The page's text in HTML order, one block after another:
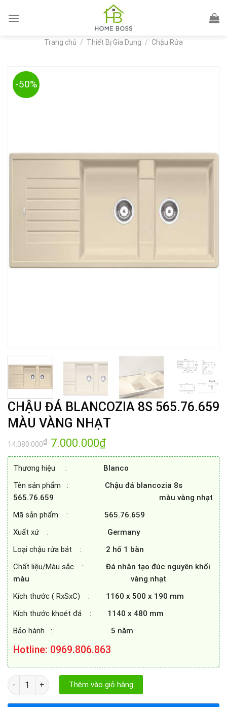
Trang chủ / Thiết Bị Gia Dụng / Chậu Rửa
-50%
CHẬU ĐÁ BLANCOZIA 8S 565.76.659
MÀU VÀNG NHẠT
14.080.000₫ Giá
gốc
là:
7.000.000₫Giá
tại
7.000.000₫.
Thương hiệu :
Blanco
Tên sản phẩm : Chậu đá blancozia 8s
565.76.659 màu vàng nhạt
Mã sản phẩm : 565.76.659
Xuất xứ : Germany
Loại chậu rửa bát : 2 hố 1 bàn
Chất liệu/Màu sắc : Đá nhân tạo đúc nguyên khối
màu vàng nhạt
Kích thước ( RxSxC) :
1160 x 500 x 190 mm
Kích thước khoét đá : 1140 x 480 mm
Bảo hành : 5 năm
Hotline: 0969.806.863
CHẬU ĐÁ BLANCOZIA 8S 565.76.659 MÀU VÀNG NHẠT số lượng
Thêm vào giỏ hàng